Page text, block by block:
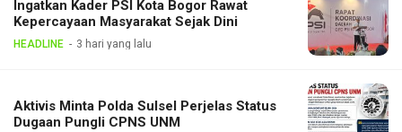
Ingatkan Kader PSI Kota Bogor Rawat
Kepercayaan Masyarakat Sejak Dini
HEADLINE 3 hari yang lalu
Aktivis Minta Polda Sulsel Perjelas Status
Dugaan Pungli CPNS UNM